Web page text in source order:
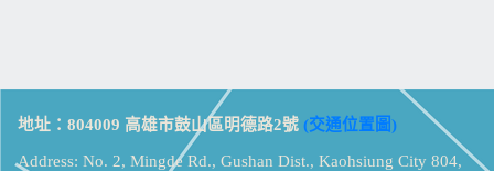
地址：804009 高雄市鼓山區明德路2號 (交通位置圖)
Address: No. 2, Mingde Rd., Gushan Dist., Kaohsiung City 804,